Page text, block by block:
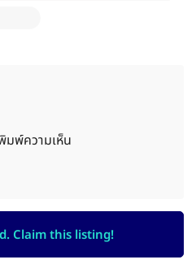
มพ์ความเห็น
Claim this listing!